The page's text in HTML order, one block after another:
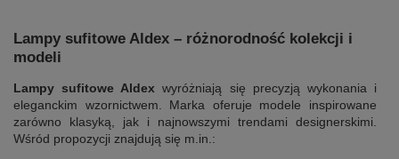
Lampy sufitowe Aldex – różnorodność kolekcji i
modeli
Lampy sufitowe Aldex wyróżniają się precyzją wykonania i
eleganckim wzornictwem. Marka oferuje modele inspirowane
zarówno klasyką, jak i najnowszymi trendami designerskimi.
Wśród propozycji znajdują się m.in.: